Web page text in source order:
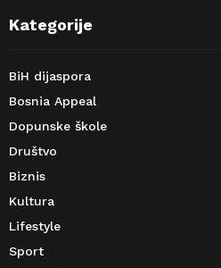
Kategorije
BiH dijaspora
Bosnia Appeal
Dopunske škole
Društvo
Biznis
Kultura
Lifestyle
Sport